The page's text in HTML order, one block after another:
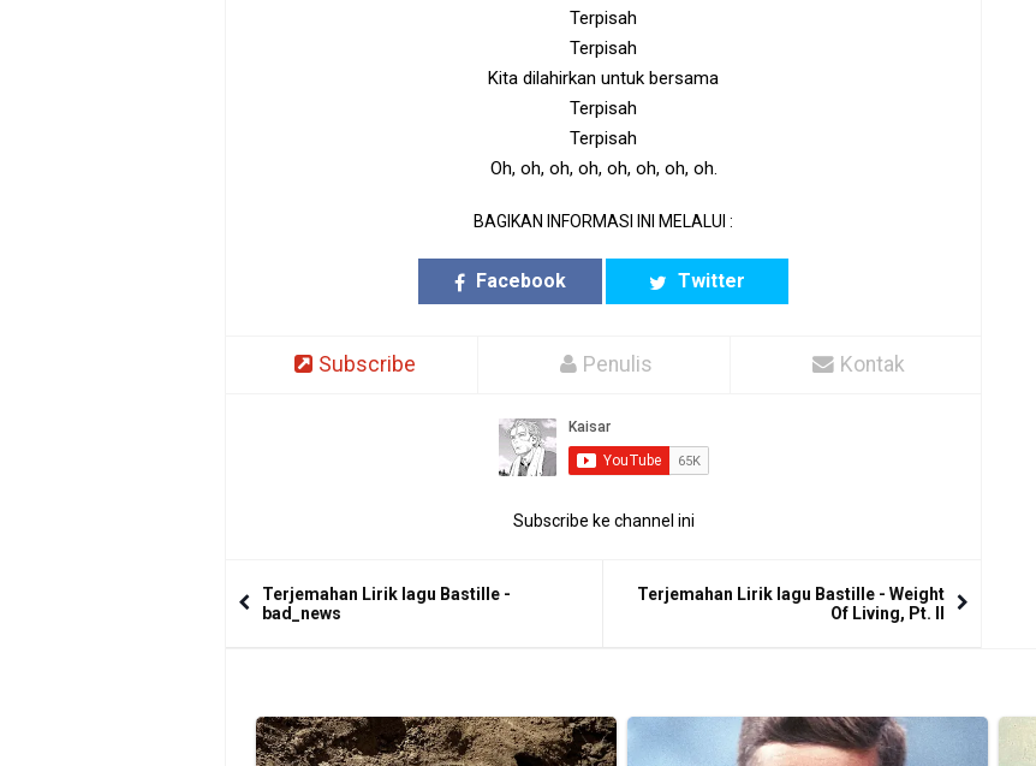
Terpisah
Terpisah
Kita dilahirkan untuk bersama
Terpisah
Terpisah
Oh, oh, oh, oh, oh, oh, oh, oh.
BAGIKAN INFORMASI INI MELALUI :
Facebook Twitter
Subscribe Penulis Kontak
Subscribe ke channel ini
Terjemahan Lirik lagu Bastille -
bad_news
Terjemahan Lirik lagu Bastille - Weight
Of Living, Pt. II